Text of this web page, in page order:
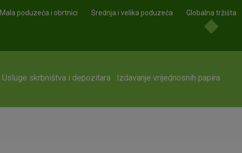
Mala poduzeća i obrtnici Srednja i velika poduzeća Globalna tržišta
Usluge skrbništva i depozitara Izdavanje vrijednosnih papira